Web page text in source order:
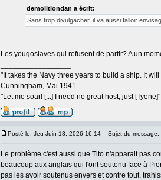
demolitiondan a écrit:
Sans trop divulgacher, il va aussi falloir
Les yougoslaves qui refusent de partir? A un
"It takes the Navy three years to build a ship. It
Cunningham, Mai 1941
"Let me soar! [...] I need no great host, just
Posté le: Jeu Juin 18, 2026 16:14 Sujet du message:
Le problème c'est aussi que Tito n'apparait pas
beaucoup aux anglais qui l'ont soutenu face à
pas les avoir soutenus envers et contre tout,